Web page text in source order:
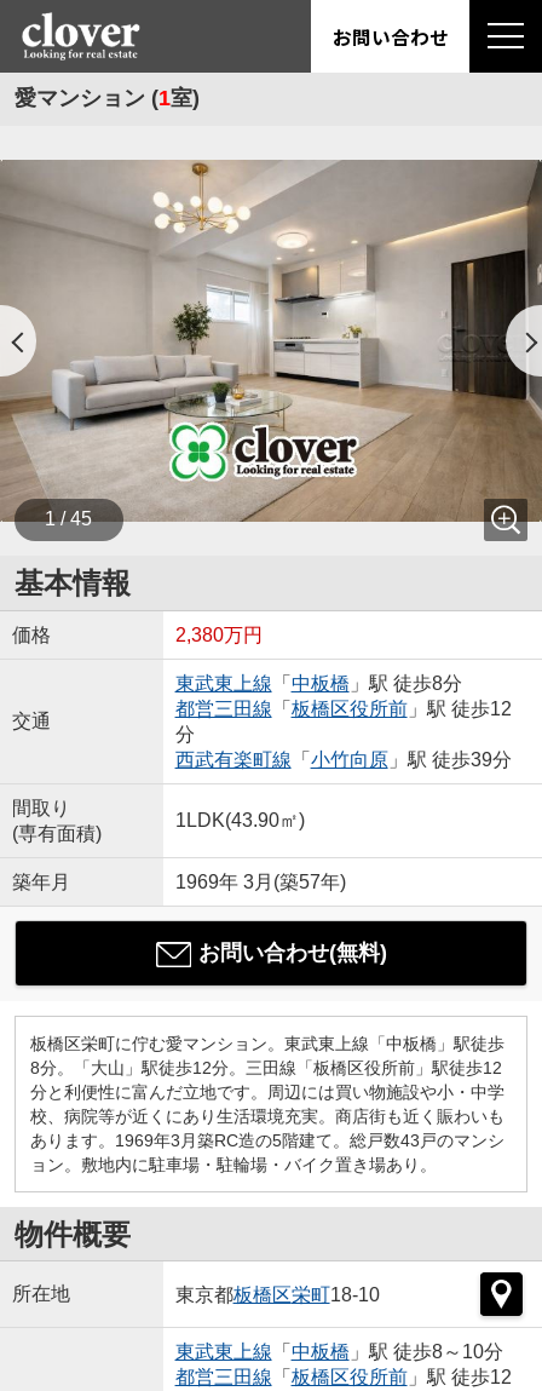
お問い合わせ
愛マンション (1室)
1 / 45
基本情報
価格 2,380万円
交通
東武東上線 「 中板橋 」駅 徒歩8分
都営三田線 「 板橋区役所前」駅 徒歩12
分
西武有楽町線 「 小竹向原」駅 徒歩39分
間取り
(専有面積)
1LDK(43.90㎡)
築年月 1969年 3月(築57年)
お問い合わせ(無料)
板橋区栄町に佇む愛マンション。東武東上線「中板橋」駅徒歩
8分。「大山」駅徒歩12分。三田線「板橋区役所前」駅徒歩12
分と利便性に富んだ立地です。周辺には買い物施設や小・中学
校、病院等が近くにあり生活環境充実。商店街も近く賑わいも
あります。1969年3月築RC造の5階建て。総戸数43戸のマンシ
ョン。敷地内に駐車場・駐輪場・バイク置き場あり。
物件概要
所在地 東京都板橋区栄町18-10
東武東上線 「 中板橋 」駅 徒歩8～10分
都営三田線 「 板橋区役所前」駅 徒歩12